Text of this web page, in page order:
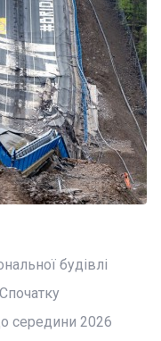
будівлі
середини 2026